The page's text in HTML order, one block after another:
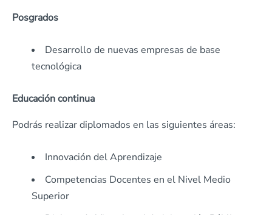
Posgrados
Desarrollo de nuevas empresas de base
tecnológica
Educación continua
Podrás realizar diplomados en las siguientes áreas:
Innovación del Aprendizaje
Competencias Docentes en el Nivel Medio
Superior